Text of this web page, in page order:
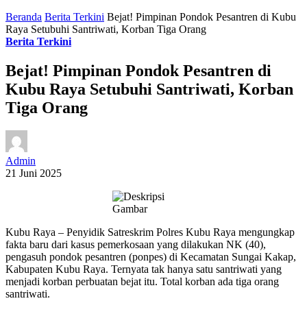
Beranda Berita Terkini Bejat! Pimpinan Pondok Pesantren di Kubu
Raya Setubuhi Santriwati, Korban Tiga Orang
Berita Terkini
Bejat! Pimpinan Pondok Pesantren di
Kubu Raya Setubuhi Santriwati, Korban
Tiga Orang
Admin
21 Juni 2025
Kubu Raya – Penyidik Satreskrim Polres Kubu Raya mengungkap
fakta baru dari kasus pemerkosaan yang dilakukan NK (40),
pengasuh pondok pesantren (ponpes) di Kecamatan Sungai Kakap,
Kabupaten Kubu Raya. Ternyata tak hanya satu santriwati yang
menjadi korban perbuatan bejat itu. Total korban ada tiga orang
santriwati.